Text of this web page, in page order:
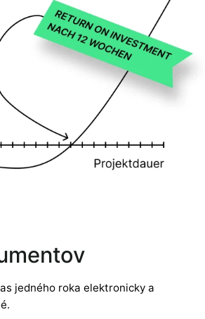
jedného roka elektronicky a